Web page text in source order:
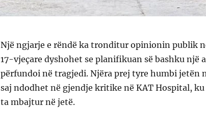
Një ngjarje e rëndë ka tronditur opinionin publik
17-vjeçare dyshohet se planifikuan së bashku një
përfundoi në tragjedi. Njëra prej tyre humbi jetën
saj ndodhet në gjendje kritike në KAT Hospital,
ta mbajtur në jetë.